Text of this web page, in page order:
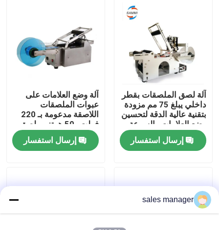
جولة في المصنع
مراقبة الجودة
اطلب اقتباس
آلة تعبئة لملء السائل
آلة تغليف أوتوماتيكية
آلة لصق الملصقات بقطر
داخلي يبلغ 75 مم مزودة
بتقنية عالية الدقة لتحسين
وضع العلامات والسرعة
إرسال استفسار
آلة وضع العلامات على
عبوات الملصقات
اللاصقة مدعومة بـ 220
فولت -50 هرتز وملصق
مصمم لمهام وضع
العلاماتإرسال استفسار
sales manager